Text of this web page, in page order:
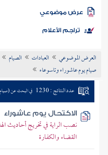
الكتب
موضوعي
تراجم الأعلام
العرض الموضوعي العبادات الصيام
صيام يوم عاشوراء وتاسوعاء
عدد النتائج : 1230 في البحث عن
الاكتحال يوم عاشوراء
نصب الراية في تخريج أحاديث
القضاء والكفارة